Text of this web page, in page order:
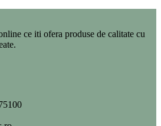
ce iti ofera produse de calitate cu